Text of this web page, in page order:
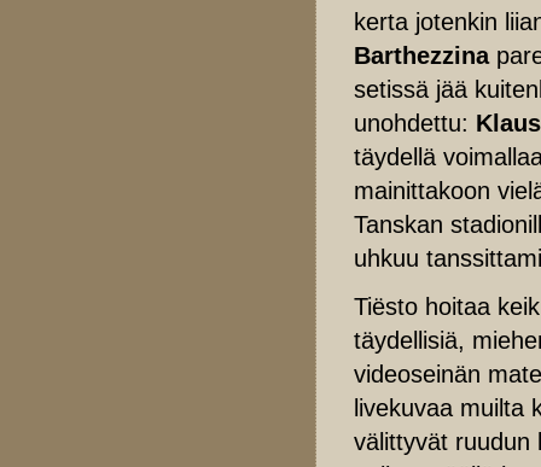
kerta jotenkin
Barthezzina
setissä jää
unohdettu:
täydellä
mainittakoon
Tanskan
uhkuu
Tiësto hoitaa
täydellisiä,
videoseinän
livekuvaa muilta
välittyvät ruudun